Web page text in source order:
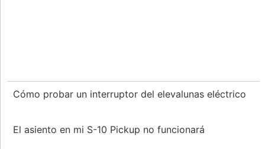
Cómo probar un interruptor del elevalunas eléctrico
El asiento en mi S-10 Pickup no funcionará